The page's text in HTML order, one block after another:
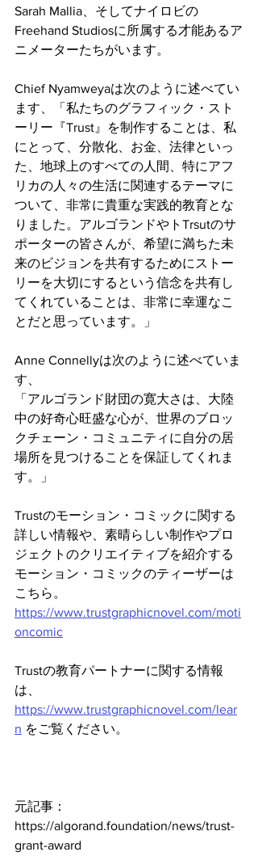
Sarah Mallia、そしてナイロビの
Freehand Studiosに所属する才能あるア
ニメーターたちがいます。
Chief Nyamweyaは次のように述べてい
ます、「私たちのグラフィック・スト
ーリー『Trust』を制作することは、私
にとって、分散化、お金、法律といっ
た、地球上のすべての人間、特にアフ
リカの人々の生活に関連するテーマに
ついて、非常に貴重な実践的教育とな
りました。アルゴランドやトTrsutのサ
ポーターの皆さんが、希望に満ちた未
来のビジョンを共有するためにストー
リーを大切にするという信念を共有し
てくれていることは、非常に幸運なこ
とだと思っています。」
Anne Connellyは次のように述べていま
す、
「アルゴランド財団の寛大さは、大陸
中の好奇心旺盛な心が、世界のブロッ
クチェーン・コミュニティに自分の居
場所を見つけることを保証してくれま
す。」
Trustのモーション・コミックに関する
詳しい情報や、素晴らしい制作やプロ
ジェクトのクリエイティブを紹介する
モーション・コミックのティーザーは
こちら。
https://www.trustgraphicnovel.com/moti
oncomic
Trustの教育パートナーに関する情報
は、
https://www.trustgraphicnovel.com/lear
n をご覧ください。
元記事：
https://algorand.foundation/news/trust-
grant-award